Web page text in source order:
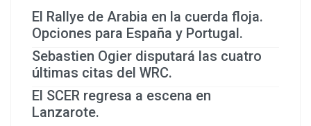
El Rallye de Arabia en la cuerda floja.
Opciones para España y Portugal.
Sebastien Ogier disputará las cuatro
últimas citas del WRC.
El SCER regresa a escena en
Lanzarote.